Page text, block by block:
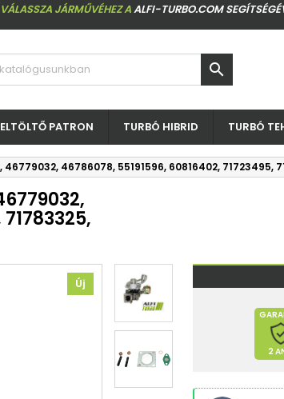
VÁLASSZA JÁRMŰVÉHEZ AALFI-TURBO.COM

PATRON TURBÓ HIBRID TURBÓ
46779032, 46786078, 55191596, 60816402, 71723495,
Új
2